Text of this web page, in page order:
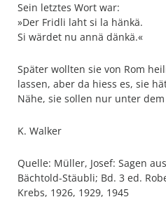
Sein letztes Wort war:
»Der Fridli laht si la hänkä.
Si wärdet nu annä dänkä.«
Später wollten sie von Rom
lassen, aber da hiess es, sie
Nähe, sie sollen nur unter
K. Walker
Quelle: Müller, Josef: Sagen
Bächtold-Stäubli; Bd. 3 ed.
Krebs, 1926, 1929, 1945